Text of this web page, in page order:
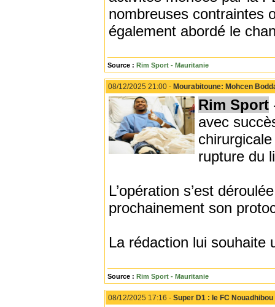
nombreuses contraintes
également abordé le
Source : Rim Sport - Mauritanie
08/12/2025 21:00 - Mourabitoune: Mohcen
Rim Sport
avec
rupture du
L’opération s’est
prochainement son
La rédaction lui souhaite
Source : Rim Sport - Mauritanie
08/12/2025 17:16 - Super D1 : le FC